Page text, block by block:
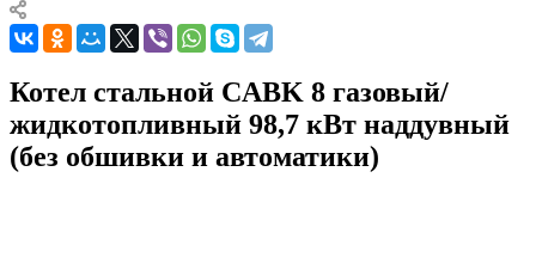
Котел стальной CABK 8 газовый/
жидкотопливный 98,7 кВт наддувный
(без обшивки и автоматики)